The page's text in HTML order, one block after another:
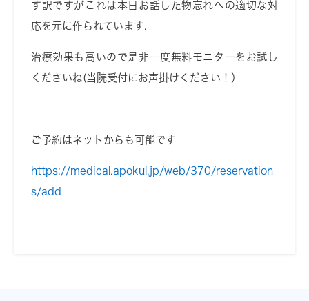
す訳ですがこれは本日お話した物忘れへの適切な対
応を元に作られています.
治療効果も高いので是非一度無料モニターをお試し
くださいね(当院受付にお声掛けください！）
ご予約はネットからも可能です
https://medical.apokul.jp/web/370/reservation
s/add